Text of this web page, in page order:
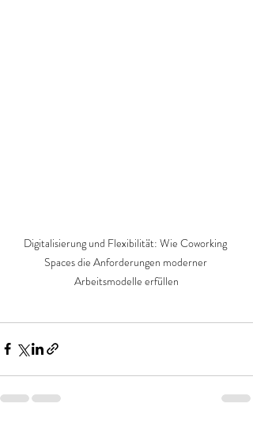
Digitalisierung und Flexibilität: Wie Coworking
Spaces die Anforderungen moderner
Arbeitsmodelle erfüllen